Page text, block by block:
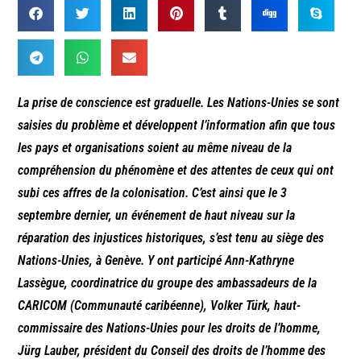
La prise de conscience est graduelle. Les Nations-Unies se sont
saisies du problème et développent l’information afin que tous
les pays et organisations soient au même niveau de la
compréhension du phénomène et des attentes de ceux qui ont
subi ces affres de la colonisation. C’est ainsi que le 3
septembre dernier, un événement de haut niveau sur la
réparation des injustices historiques, s’est tenu au siège des
Nations-Unies, à Genève. Y ont participé Ann-Kathryne
Lassègue, coordinatrice du groupe des ambassadeurs de la
CARICOM (Communauté caribéenne), Volker Türk, haut-
commissaire des Nations-Unies pour les droits de l’homme,
Jürg Lauber, président du Conseil des droits de l’homme des